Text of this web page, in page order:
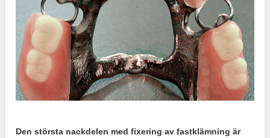
Den största nackdelen med fixering av fastklämning är